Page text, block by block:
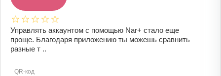
Управлять аккаунтом с помощью Nar+ стало еще
проще. Благодаря приложению ты можешь сравнить
разные т ..
QR-код